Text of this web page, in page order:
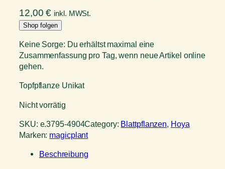
12,00€ inkl. MWSt.
Shop folgen
Keine Sorge: Du erhältst maximal eine
Zusammenfassung pro Tag, wenn neue Artikel online
gehen.
Topfpflanze Unikat
Nicht vorrätig
SKU: e.3795-4904Category: Blattpflanzen, Hoya
Marken: magicplant
Beschreibung